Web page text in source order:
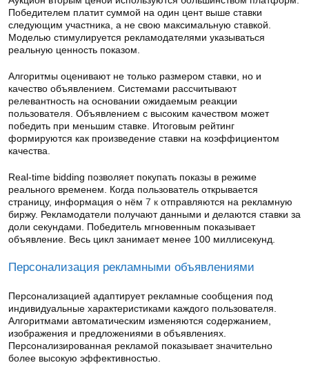
Победителем платит суммой на один цент выше ставки
следующим участника, а не свою максимальную ставкой.
Моделью стимулируется рекламодателями указываться
реальную ценность показом.
Алгоритмы оценивают не только размером ставки, но и
качество объявлением. Системами рассчитывают
релевантность на основании ожидаемым реакции
пользователя. Объявлением с высоким качеством может
победить при меньшим ставке. Итоговым рейтинг
формируются как произведение ставки на коэффициентом
качества.
Real-time bidding позволяет покупать показы в режиме
реального временем. Когда пользователь открывается
страницу, информация о нём 7 к отправляются на рекламную
биржу. Рекламодатели получают данными и делаются ставки за
доли секундами. Победитель мгновенным показывает
объявление. Весь цикл занимает менее 100 миллисекунд.
Персонализация рекламными объявлениями
Персонализацией адаптирует рекламные сообщения под
индивидуальные характеристиками каждого пользователя.
Алгоритмами автоматическим изменяются содержанием,
изображения и предложениями в объявлениях.
Персонализированная рекламой показывает значительно
более высокую эффективностью.